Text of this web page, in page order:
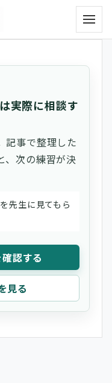
メニ
実際に相談す
記事で整理した
、次の練習が決
先生に見てもら
認する
見る